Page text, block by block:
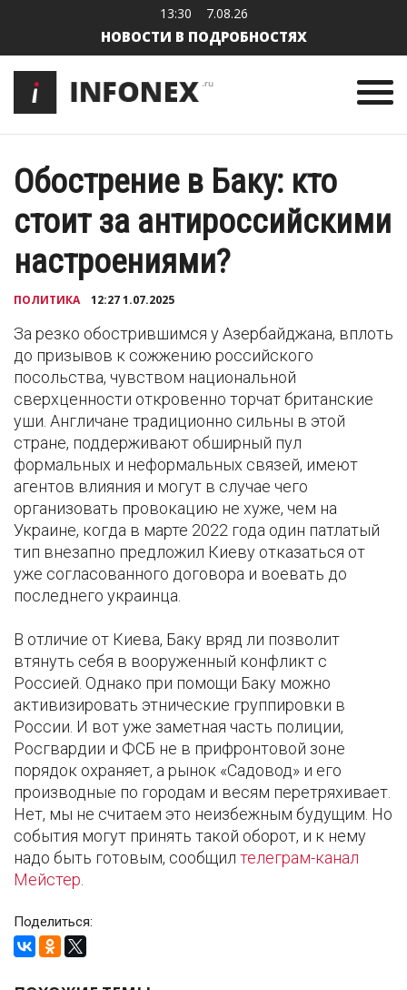
13:30 7.08.26
НОВОСТИ В ПОДРОБНОСТЯХ
Обострение в Баку: кто
стоит за антироссийскими
настроениями?
ПОЛИТИКА 12:27 1.07.2025
За резко обострившимся у Азербайджана, вплоть
до призывов к сожжению российского
посольства, чувством национальной
сверхценности откровенно торчат британские
уши. Англичане традиционно сильны в этой
стране, поддерживают обширный пул
формальных и неформальных связей, имеют
агентов влияния и могут в случае чего
организовать провокацию не хуже, чем на
Украине, когда в марте 2022 года один патлатый
тип внезапно предложил Киеву отказаться от
уже согласованного договора и воевать до
последнего украинца.
В отличие от Киева, Баку вряд ли позволит
втянуть себя в вооруженный конфликт с
Россией. Однако при помощи Баку можно
активизировать этнические группировки в
России. И вот уже заметная часть полиции,
Росгвардии и ФСБ не в прифронтовой зоне
порядок охраняет, а рынок «Садовод» и его
производные по городам и весям перетряхивает.
Нет, мы не считаем это неизбежным будущим. Но
события могут принять такой оборот, и к нему
надо быть готовым, сообщил телеграм-канал
Мейстер.
Поделиться: